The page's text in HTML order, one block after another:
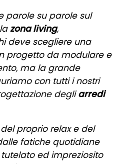
parole su parole sul
zona living,
deve scegliere una
progetto da modulare e
ma la grande
con tutti i nostri
degliarredi
proprio relax e del
fatiche quotidiane
ed impreziosito